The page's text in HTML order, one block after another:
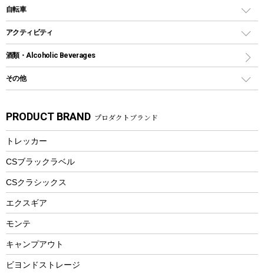
グランドシート
ガイドロープ
ツール
焚き火台&ストーブ
火起こし
バーベキューツール
クッキングツール
ナイフ
カトラリー
マグカップ、カップ
ステンレスボトル
フードボトル
トレー
ランチョンマット
ランチボックス
ディズニーボトル
保冷剤
リュック、バックパック
トートバッグ、サコッシュ
ショッピングキャリー
その他アウトドア雑貨
スプレー関係
ツール、他
インフレータブル
カヤック
パドル
ヘルメット
エアーポンプ
アクセサリー
自転車
折りたたみ自転車
スポーツサイクル
シティサイクル
自転車ウェア
アクティビティ
マリン
ラッシュガード
パラソル
フローティングベスト
ヘルメット
エアーポンプ
ビーチテント
ウィンター
スノーシュー
防寒ウェア
酒類・Alcoholic Beverages
その他
湯たんぽ
防災用品
PRODUCT BRAND プロダクトブランド
トレッカー
CSブラックラベル
CSクラシックス
エクスギア
モンテ
キャンプアウト
ビヨンドストレージ